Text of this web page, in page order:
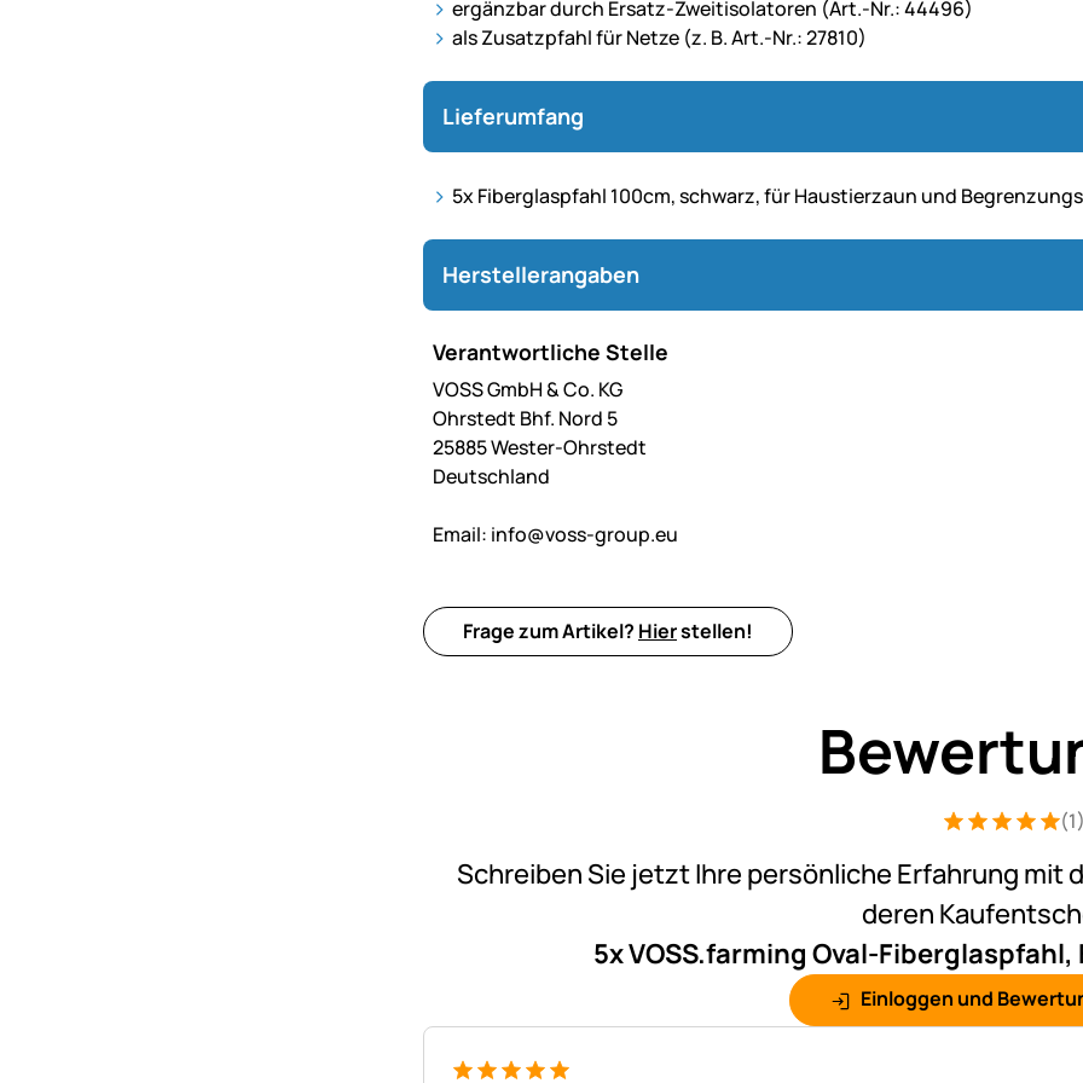
ergänzbar durch Ersatz-Zweitisolatoren (Art.-Nr.: 44496)
als Zusatzpfahl für Netze (z. B. Art.-Nr.: 27810)
Lieferumfang
5x Fiberglaspfahl 100cm, schwarz, für Haustierzaun und
Herstellerangaben
Verantwortliche Stelle
VOSS GmbH & Co. KG
Ohrstedt Bhf. Nord 5
25885 Wester-Ohrstedt
Deutschland
Email: info@voss-group.eu
Frage zum Artikel? Hierstellen!
Bewertung: 5
1 Bewertung(1)
Schreiben Sie jetzt Ihre persönliche Erfahrung mit
deren
5x VOSS.farming Oval-
Einloggen und